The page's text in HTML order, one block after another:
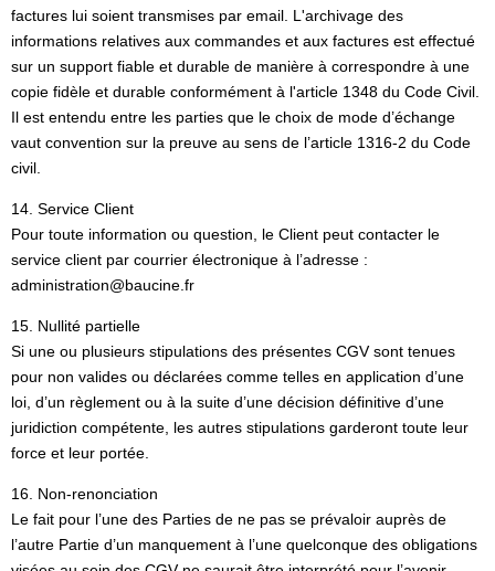
factures lui soient transmises par email. L'archivage des
informations relatives aux commandes et aux factures est effectué
sur un support fiable et durable de manière à correspondre à une
copie fidèle et durable conformément à l'article 1348 du Code Civil.
Il est entendu entre les parties que le choix de mode d’échange
vaut convention sur la preuve au sens de l’article 1316-2 du Code
civil.
14. Service Client
Pour toute information ou question, le Client peut contacter le
service client par courrier électronique à l’adresse :
administration@baucine.fr
15. Nullité partielle
Si une ou plusieurs stipulations des présentes CGV sont tenues
pour non valides ou déclarées comme telles en application d’une
loi, d’un règlement ou à la suite d’une décision définitive d’une
juridiction compétente, les autres stipulations garderont toute leur
force et leur portée.
16. Non-renonciation
Le fait pour l’une des Parties de ne pas se prévaloir auprès de
l’autre Partie d’un manquement à l’une quelconque des obligations